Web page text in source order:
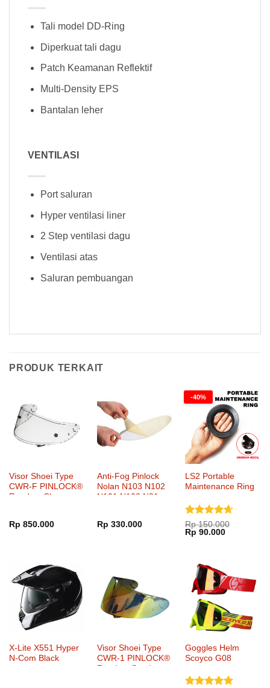
Tali model DD-Ring
Diperkuat tali dagu
Patch Keamanan Reflektif
Multi-Density EPS
Bantalan leher
VENTILASI
Port saluran
Hyper ventilasi liner
2 Step ventilasi dagu
Ventilasi atas
Saluran pembuangan
PRODUK TERKAIT
Visor Shoei Type
CWR-F PINLOCK®
Ready – Clear
Rp 850.000
Anti-Fog Pinlock
Nolan N103 N102
N101 N100 N91
Rp 330.000
-40%
LS2 Portable
Maintenance Ring
Dinilai
4.67dari
Rp150.000
Harga
aslinya
Rp 90.000Harga
X-Lite X551 Hyper
N-Com Black
Visor Shoei Type
CWR-1 PINLOCK®
Ready – Smoke
Goggles Helm
Scoyco G08